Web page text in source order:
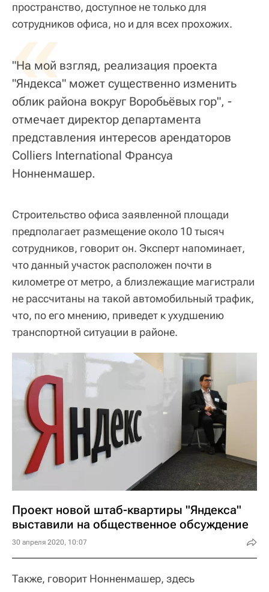
пространство, доступное не только для
сотрудников офиса, но и для всех прохожих.
«
"На мой взгляд, реализация проекта
"Яндекса" может существенно изменить
облик района вокруг Воробьёвых гор", -
отмечает директор департамента
представления интересов арендаторов
Colliers International Франсуа
Нонненмашер.
Строительство офиса заявленной площади
предполагает размещение около 10 тысяч
сотрудников, говорит он. Эксперт напоминает,
что данный участок расположен почти в
километре от метро, а близлежащие магистрали
не рассчитаны на такой автомобильный трафик,
что, по его мнению, приведет к ухудшению
транспортной ситуации в районе.
Проект новой штаб-квартиры "Яндекса"
выставили на общественное обсуждение
30 апреля 2020, 10:07
Также, говорит Нонненмашер, здесь